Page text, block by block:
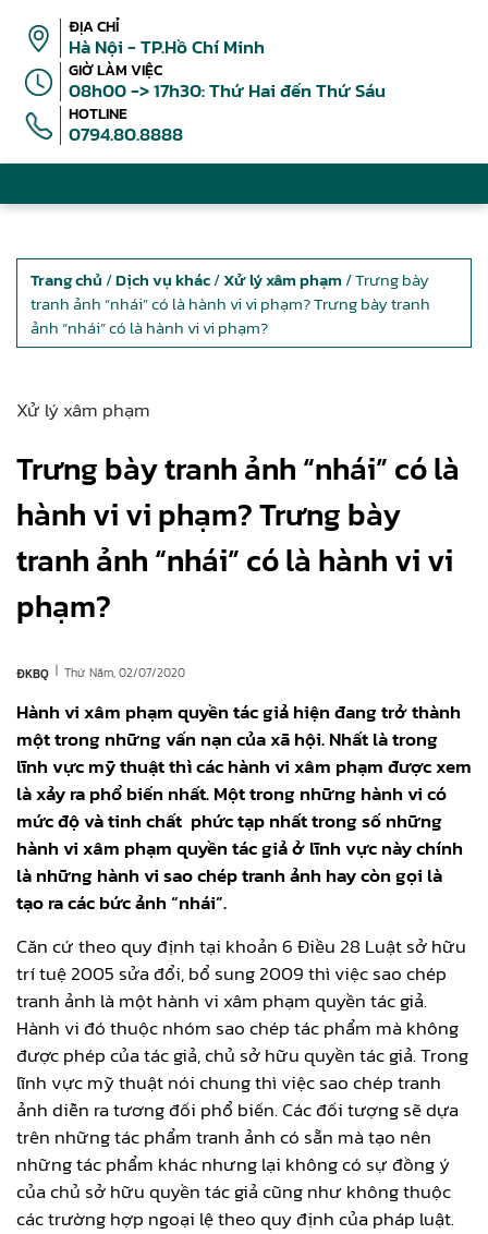
ĐỊA CHỈ
Hà Nội - TP.Hồ Chí Minh
GIỜ LÀM VIỆC
08h00 -> 17h30: Thứ Hai đến Thứ Sáu
HOTLINE
0794.80.8888
Trang chủ /Dịch vụ khác/Xử lý xâm phạm / Trưng bày
tranh ảnh “nhái” có là hành vi vi phạm? Trưng bày tranh
ảnh “nhái” có là hành vi vi phạm?
Xử lý xâm phạm
Trưng bày tranh ảnh “nhái” có là
hành vi vi phạm? Trưng bày
tranh ảnh “nhái” có là hành vi vi
phạm?
ĐKBQ | Thứ Năm, 02/07/2020
Hành vi xâm phạm quyền tác giả hiện đang trở thành
một trong những vấn nạn của xã hội. Nhất là trong
lĩnh vực mỹ thuật thì các hành vi xâm phạm được xem
là xảy ra phổ biến nhất. Một trong những hành vi có
mức độ và tinh chất phức tạp nhất trong số những
hành vi xâm phạm quyền tác giả ở lĩnh vực này chính
là những hành vi sao chép tranh ảnh hay còn gọi là
tạo ra các bức ảnh “nhái”.
Căn cứ theo quy định tại khoản 6 Điều 28 Luật sở hữu
trí tuệ 2005 sửa đổi, bổ sung 2009 thì việc sao chép
tranh ảnh là một hành vi xâm phạm quyền tác giả.
Hành vi đó thuộc nhóm sao chép tác phẩm mà không
được phép của tác giả, chủ sở hữu quyền tác giả. Trong
lĩnh vực mỹ thuật nói chung thì việc sao chép tranh
ảnh diễn ra tương đối phổ biến. Các đối tượng sẽ dựa
trên những tác phẩm tranh ảnh có sẵn mà tạo nên
những tác phẩm khác nhưng lại không có sự đồng ý
của chủ sở hữu quyền tác giả cũng như không thuộc
các trường hợp ngoại lệ theo quy định của pháp luật.